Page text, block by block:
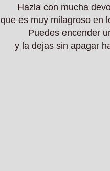
Hazla con mucha
que es muy milagroso en
Puedes encender
y la dejas sin apagar